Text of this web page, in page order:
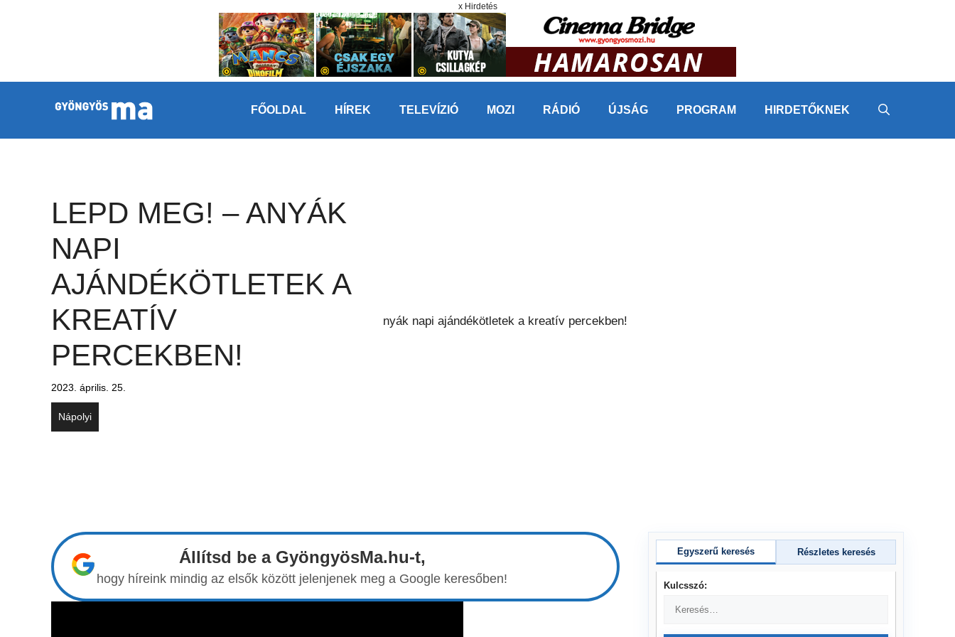
x Hirdetés
FŐOLDAL HÍREK TELEVÍZIÓ MOZI RÁDIÓ ÚJSÁG PROGRAM HIRDETŐKNEK
LEPD MEG! – ANYÁK
NAPI
AJÁNDÉKÖTLETEK A
KREATÍV
PERCEKBEN!
2023. április. 25.
Nápolyi
Állítsd be a GyöngyösMa.hu-t,
hogy híreink mindig az elsők között jelenjenek meg a Google keresőben!
Egyszerű keresés Részletes keresés
Kulcsszó: